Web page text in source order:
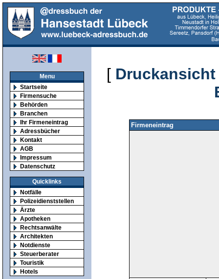
Menu
Startseite
Firmensuche
Behörden
Branchen
Ihr Firmeneintrag
Adressbücher
Kontakt
AGB
Impressum
Datenschutz
Quicklinks
Notfälle
Polizeidienststellen
Ärzte
Apotheken
Rechtsanwälte
Architekten
Notdienste
Steuerberater
Touristik
Hotels
[ Druckansicht
Firmeneintrag